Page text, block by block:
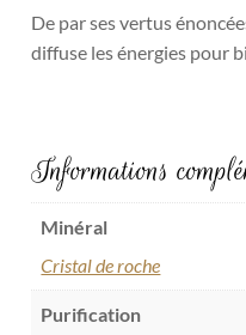
De par ses vertus
diffuse les énergies pour
Informations
Minéral
Cristal de roche
Purification